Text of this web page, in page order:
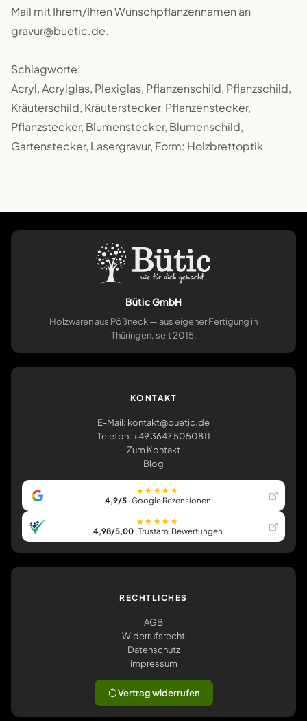
Mail mit Ihrem/Ihren Wunschpflanzennamen an
gravur@buetic.de.
Schlagworte:
Acryl, Acrylglas, Plexiglas, Pflanzenschild, Pflanzschild,
Kräuterschild, Kräuterstecker, Pflanzenstecker,
Pflanzstecker, Blumenstecker, Blumenschild,
Gartenstecker, Lasergravur, Form: Holzbrettoptik
Bütic GmbH
Holzwaren aus Pößneck — aus eigener Fertigung in
Thüringen, seit 2015.
KONTAKT
E-Mail: kontakt@buetic.de
Telefon: +49 3647 5050811
Zum Kontakt
Blog
★★★★★
4,9/5· Google Rezensionen
★★★★★
4,98/5,00· Trustami Bewertungen
RECHTLICHES
AGB
Widerrufsrecht
Datenschutz
Impressum
Vertrag widerrufen